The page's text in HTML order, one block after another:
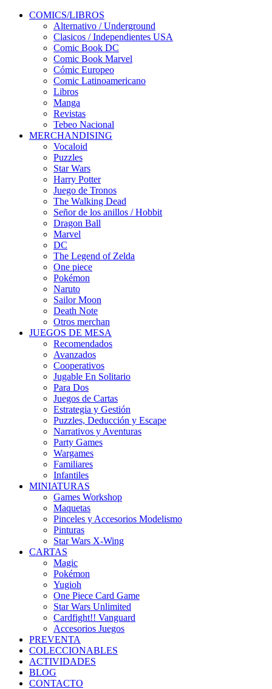
COMICS/LIBROS
Alternativo / Underground
Clasicos / Independientes USA
Comic Book DC
Comic Book Marvel
Cómic Europeo
Comic Latinoamericano
Libros
Manga
Revistas
Tebeo Nacional
MERCHANDISING
Vocaloid
Puzzles
Star Wars
Harry Potter
Juego de Tronos
The Walking Dead
Señor de los anillos / Hobbit
Dragon Ball
Marvel
DC
The Legend of Zelda
One piece
Pokémon
Naruto
Sailor Moon
Death Note
Otros merchan
JUEGOS DE MESA
Recomendados
Avanzados
Cooperativos
Jugable En Solitario
Para Dos
Juegos de Cartas
Estrategia y Gestión
Puzzles, Deducción y Escape
Narrativos y Aventuras
Party Games
Wargames
Familiares
Infantiles
MINIATURAS
Games Workshop
Maquetas
Pinceles y Accesorios Modelismo
Pinturas
Star Wars X-Wing
CARTAS
Magic
Pokémon
Yugioh
One Piece Card Game
Star Wars Unlimited
Cardfight!! Vanguard
Accesorios Juegos
PREVENTA
COLECCIONABLES
ACTIVIDADES
BLOG
CONTACTO